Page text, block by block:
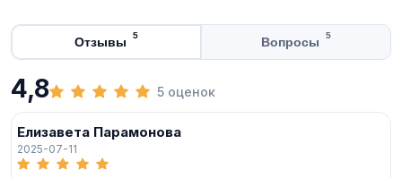
Отзывы 5 Вопросы 5
4,8 5 оценок
Елизавета Парамонова
2025-07-11